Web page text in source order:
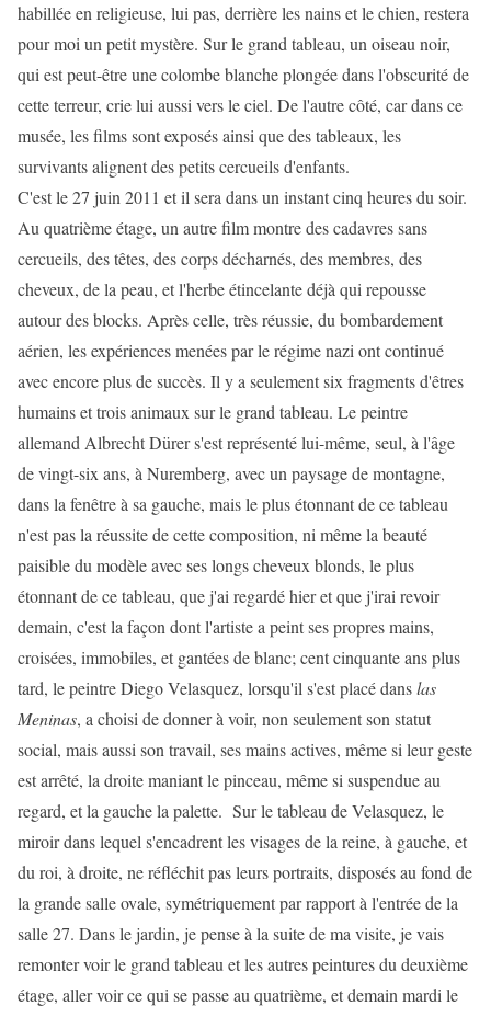
habillée en religieuse, lui pas, derrière les nains et le chien, restera
pour moi un petit mystère. Sur le grand tableau, un oiseau noir,
qui est peut-être une colombe blanche plongée dans l'obscurité de
cette terreur, crie lui aussi vers le ciel. De l'autre côté, car dans ce
musée, les films sont exposés ainsi que des tableaux, les
survivants alignent des petits cercueils d'enfants.
C'est le 27 juin 2011 et il sera dans un instant cinq heures du soir.
Au quatrième étage, un autre film montre des cadavres sans
cercueils, des têtes, des corps décharnés, des membres, des
cheveux, de la peau, et l'herbe étincelante déjà qui repousse
autour des blocks. Après celle, très réussie, du bombardement
aérien, les expériences menées par le régime nazi ont continué
avec encore plus de succès. Il y a seulement six fragments d'êtres
humains et trois animaux sur le grand tableau. Le peintre
allemand Albrecht Dürer s'est représenté lui-même, seul, à l'âge
de vingt-six ans, à Nuremberg, avec un paysage de montagne,
dans la fenêtre à sa gauche, mais le plus étonnant de ce tableau
n'est pas la réussite de cette composition, ni même la beauté
paisible du modèle avec ses longs cheveux blonds, le plus
étonnant de ce tableau, que j'ai regardé hier et que j'irai revoir
demain, c'est la façon dont l'artiste a peint ses propres mains,
croisées, immobiles, et gantées de blanc; cent cinquante ans plus
tard, le peintre Diego Velasquez, lorsqu'il s'est placé danslas
Meninas, a choisi de donner à voir, non seulement son statut
social, mais aussi son travail, ses mains actives, même si leur geste
est arrêté, la droite maniant le pinceau, même si suspendue au
regard, et la gauche la palette. Sur le tableau de Velasquez, le
miroir dans lequel s'encadrent les visages de la reine, à gauche, et
du roi, à droite, ne réfléchit pas leurs portraits, disposés au fond de
la grande salle ovale, symétriquement par rapport à l'entrée de la
salle 27. Dans le jardin, je pense à la suite de ma visite, je vais
remonter voir le grand tableau et les autres peintures du deuxième
étage, aller voir ce qui se passe au quatrième, et demain mardi le